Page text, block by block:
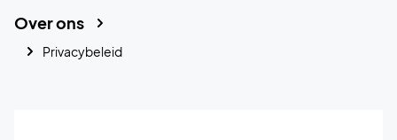
Over ons
Privacybeleid